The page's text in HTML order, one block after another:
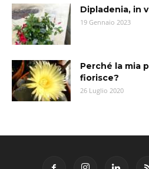
Dipladenia, in
19 Gennaio 2023
Perché la mia
fiorisce?
26 Luglio 2020